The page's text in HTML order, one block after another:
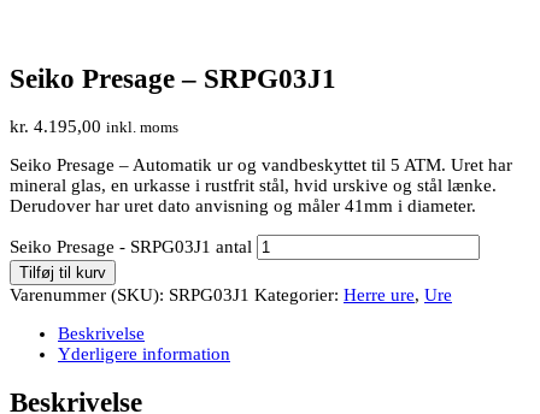
Seiko Presage – SRPG03J1
kr. 4.195,00 inkl. moms
Seiko Presage – Automatik ur og vandbeskyttet til 5 ATM. Uret har
mineral glas, en urkasse i rustfrit stål, hvid urskive og stål lænke.
Derudover har uret dato anvisning og måler 41mm i diameter.
Seiko Presage - SRPG03J1 antal
Tilføj til kurv
Varenummer (SKU): SRPG03J1 Kategorier: Herre ure, Ure
Beskrivelse
Yderligere information
Beskrivelse